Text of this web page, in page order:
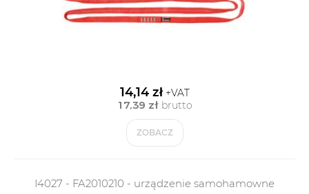
14,14 zł+VAT
17,39 złbrutto
ZOBACZ
I4027 - FA2010210 - urządzenie samohamowne